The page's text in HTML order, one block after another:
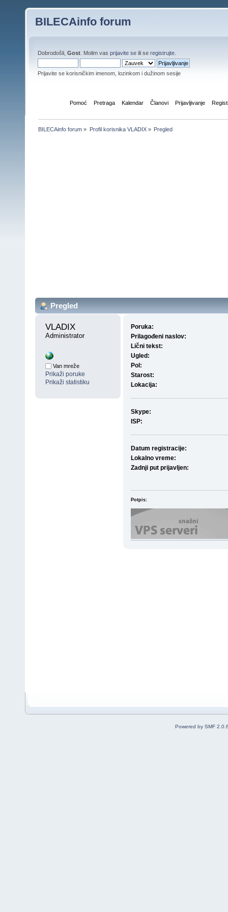
BILECAinfo forum
Dobrodošli, Gost . Molim vas prijavite se ili se registrujte
Prijavite se korisničkim imenom, lozinkom i dužinom sesije
Pomoć Pretraga Kalendar Članovi Prijavljivanje
BILECAinfo forum » Profil korisnika VLADIX» Pregled
Pregled
VLADIX
Administrator
Van mreže
Prikaži poruke
Prikaži statistiku
Poruka:
Prilagođeni naslov:
Lični tekst:
Ugled:
Pol:
Starost:
Lokacija:
Skype:
ISP:
Datum registracije:
Lokalno vreme:
Zadnji put prijavljen:
Potpis:
Powered by SMF